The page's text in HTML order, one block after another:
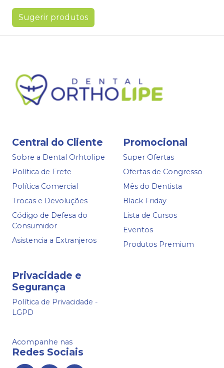
Sugerir produtos
Central do Cliente
Sobre a Dental Orhtolipe
Política de Frete
Política Comercial
Trocas e Devoluções
Código de Defesa do
Consumidor
Asistencia a Extranjeros
Promocional
Super Ofertas
Ofertas de Congresso
Mês do Dentista
Black Friday
Lista de Cursos
Eventos
Produtos Premium
Privacidade e
Segurança
Política de Privacidade -
LGPD
Acompanhe nas
Redes Sociais